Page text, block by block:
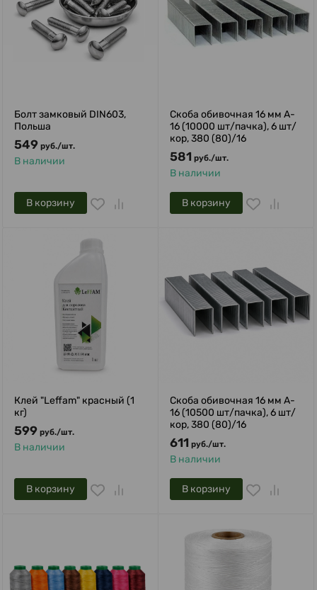
Болт замковый DIN603,
Польша
549 руб./шт.
В наличии
В корзину
Скоба обивочная 16 мм A-
16 (10000 шт/пачка), 6 шт/
кор, 380 (80)/16
581 руб./шт.
В наличии
В корзину
Клей "Leffam" красный (1
кг)
599 руб./шт.
В наличии
В корзину
Скоба обивочная 16 мм A-
16 (10500 шт/пачка), 6 шт/
кор, 380 (80)/16
611 руб./шт.
В наличии
В корзину